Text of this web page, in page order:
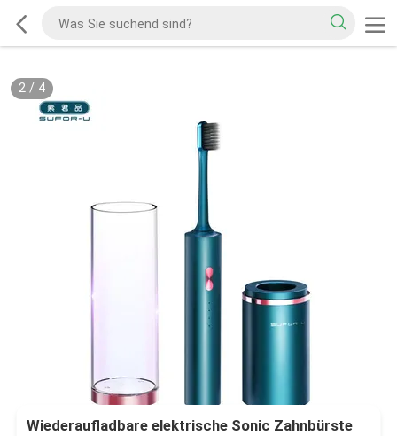
2/ 4
Wiederaufladbare elektrische Sonic Zahnbürste